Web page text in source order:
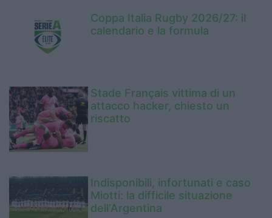
Coppa Italia Rugby 2026/27: il
calendario e la formula
Stade Français vittima di un
attacco hacker, chiesto un
riscatto
Indisponibili, infortunati e caso
Miotti: la difficile situazione
dell'Argentina